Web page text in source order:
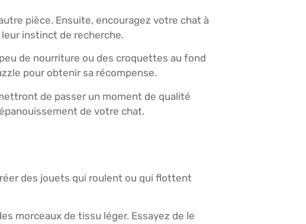
pièce. Ensuite, encouragez votre chat à
leur instinct de recherche.
de nourriture ou des croquettes au fond
pour obtenir sa récompense.
de passer un moment de qualité
de votre chat.
des jouets qui roulent ou qui flottent
morceaux de tissu léger. Essayez de le